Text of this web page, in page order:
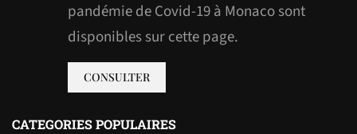
pandémie de Covid-19 à Monaco sont
disponibles sur cette page.
CONSULTER
CATEGORIES POPULAIRES